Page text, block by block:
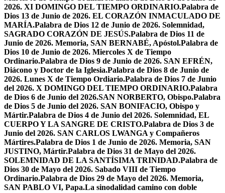
2026. XI DOMINGO DEL TIEMPO ORDINARIO.Palabra de
Dios 13 de Junio de 2026. EL CORAZÓN INMACULADO DE
MARÍA.Palabra de Dios 12 de Junio de 2026. Solemnidad,
SAGRADO CORAZÓN DE JESÚS.Palabra de Dios 11 de
Junio de 2026. Memoria, SAN BERNABÉ, Apóstol.Palabra de
Dios 10 de Junio de 2026. Miercoles X de Tiempo
Ordinario.Palabra de Dios 9 de Junio de 2026. SAN EFRÉN,
Diácono y Doctor de la Iglesia.Palabra de Dios 8 de Junio de
2026. Lunes X de Tiempo Ordiario.Palabra de Dios 7 de Junio
del 2026. X DOMINGO DEL TIEMPO ORDINARIO.Palabra
de Dios 6 de Junio del 2026.SAN NORBERTO, Obispo.Palabra
de Dios 5 de Junio del 2026. SAN BONIFACIO, Obispo y
Mártir.Palabra de Dios 4 de Junio del 2026. Solemnidad, EL
CUERPO Y LA SANGRE DE CRISTO.Palabra de Dios 3 de
Junio del 2026. SAN CARLOS LWANGA y Compañeros
Mártires.Palabra de Dios 1 de Junio de 2026. Memoria, SAN
JUSTINO, Mártir.Palabra de Dios 31 de Mayo del 2026.
SOLEMNIDAD DE LA SANTÍSIMA TRINIDAD.Palabra de
Dios 30 de Mayo del 2026. Sabado VIII de Tiempo
Ordinario.Palabra de Dios 29 de Mayo del 2026. Memoria,
SAN PABLO VI, Papa.La sinodalidad camino con doble